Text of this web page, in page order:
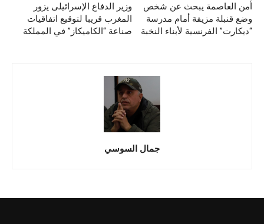
وزير الدفاع الإسرائيلى يزور
المغرب قريبا لتوقيع اتفاقيات
صناعة “الكاميكاز” في المملكة
أمن العاصمة يبحث عن شخص
وضع قنبلة مزيفة أمام مدرسة
“ديكارت” الفرنسية لأبناء النخبة
جمال السوسي